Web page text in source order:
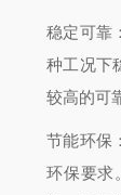
稳定可靠
种工况下
较高的可
节能环保
环保要求